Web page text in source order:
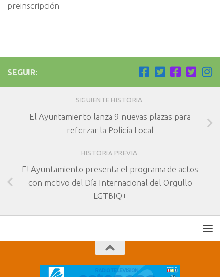
preinscripción
SEGUIR:
SIGUIENTE HISTORIA
El Ayuntamiento lanza 9 nuevas plazas para
reforzar la Policía Local
HISTORIA PREVIA
El Ayuntamiento presenta el programa de actos
con motivo del Día Internacional del Orgullo
LGTBIQ+